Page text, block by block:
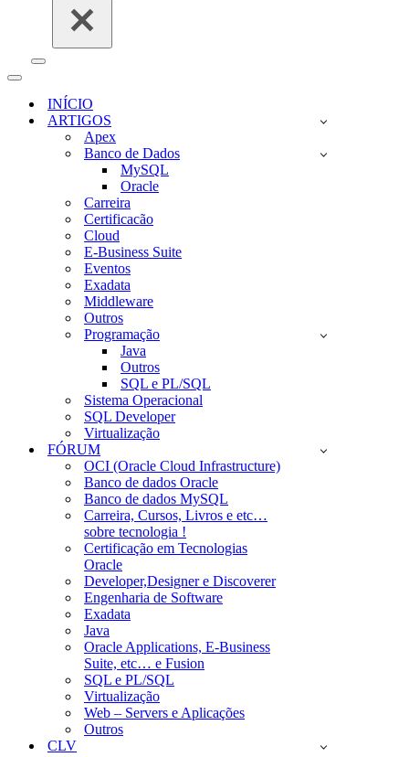
Menu
navegação
Menu
navegaçãoINÍCIO
ARTIGOS
Apex
Banco de Dados
MySQL
Oracle
Carreira
Certificacão
Cloud
E-Business Suite
Eventos
Exadata
Middleware
Outros
Programação
Java
Outros
SQL e PL/SQL
Sistema Operacional
SQL Developer
Virtualização
FÓRUM
OCI (Oracle Cloud Infrastructure)
Banco de dados Oracle
Banco de dados MySQL
Carreira, Cursos, Livros e etc…
sobre tecnologia !
Certificação em Tecnologias
Oracle
Developer,Designer e Discoverer
Engenharia de Software
Exadata
Java
Oracle Applications, E-Business
Suite, etc… e Fusion
SQL e PL/SQL
Virtualização
Web – Servers e Aplicações
Outros
CLV